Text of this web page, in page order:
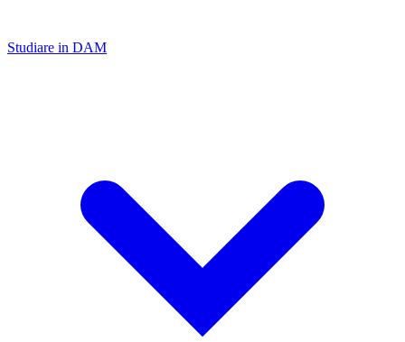
Studiare in DAM